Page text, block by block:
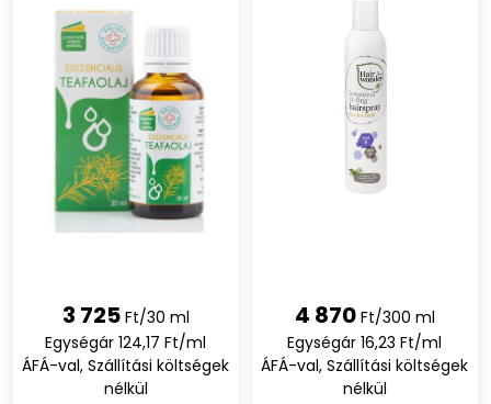
3 725 Ft/30 ml
Egységár 124,17 Ft/ml
ÁFÁ-val, Szállítási költségek
nélkül
4 870 Ft/300 ml
Egységár 16,23 Ft/ml
ÁFÁ-val, Szállítási költségek
nélkül